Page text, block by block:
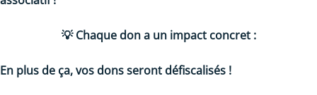
💡Chaque don a un impact concret:
En plus de ça, vos dons seront défiscalisés !